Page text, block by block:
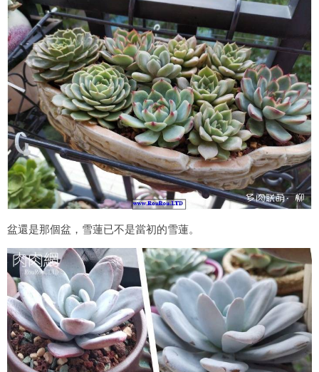
盆還是那個盆，雪蓮已不是當初的雪蓮。